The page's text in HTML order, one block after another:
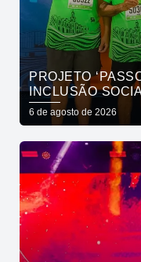
PROJETO
INCLUSÃO
EM SAÚDE
6 de agosto de 2026